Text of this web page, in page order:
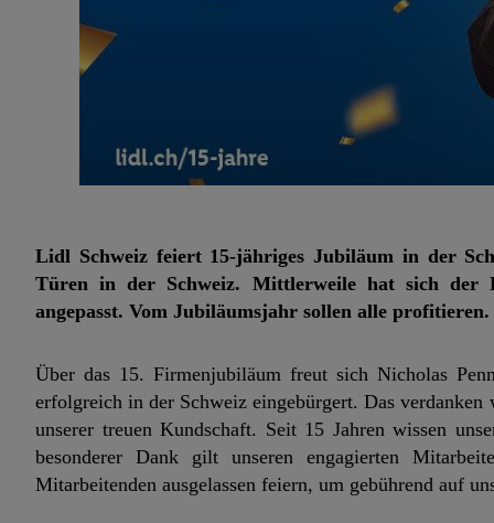
Lidl Schweiz feiert 15-jähriges Jubiläum in der
Türen in der Schweiz. Mittlerweile hat sich der
angepasst. Vom Jubiläumsjahr sollen alle
Über das 15. Firmenjubiläum freut sich Nicholas
erfolgreich in der Schweiz eingebürgert. Das
unserer treuen Kundschaft. Seit 15 Jahren wissen
besonderer Dank gilt unseren engagierten
Mitarbeitenden ausgelassen feiern, um gebührend auf